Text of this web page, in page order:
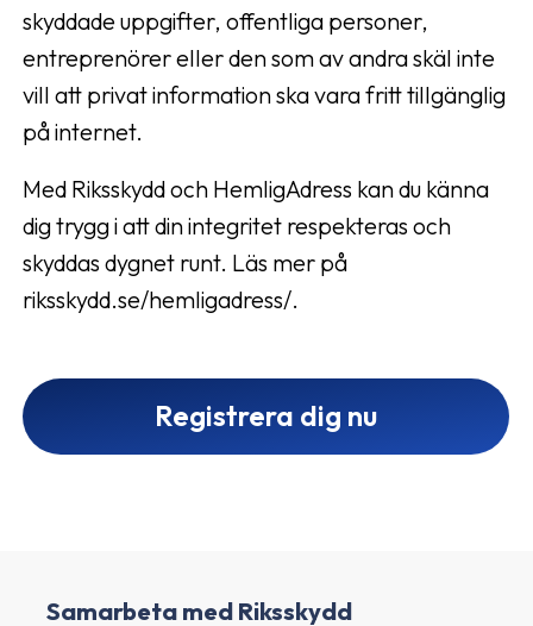
skyddade uppgifter, offentliga personer,
entreprenörer eller den som av andra skäl inte
vill att privat information ska vara fritt tillgänglig
på internet.
Med Riksskydd och HemligAdress kan du känna
dig trygg i att din integritet respekteras och
skyddas dygnet runt. Läs mer på
riksskydd.se/hemligadress/.
Registrera dig nu
Samarbeta med Riksskydd